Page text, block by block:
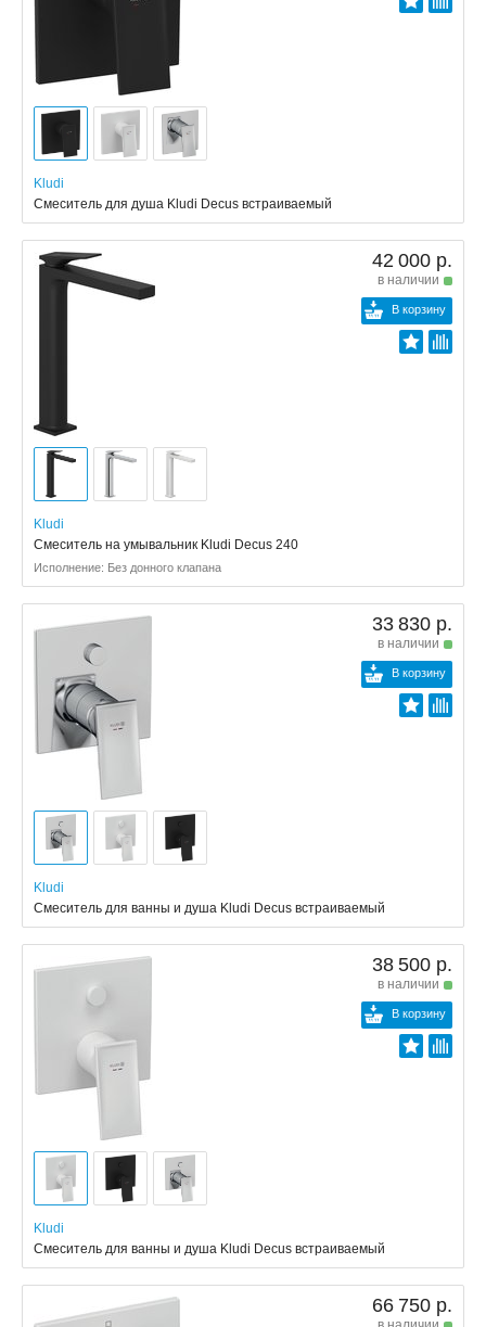
Kludi
Смеситель для душа Kludi Decus встраиваемый
42 000 р.
в наличии
В корзину
Kludi
Смеситель на умывальник Kludi Decus 240
Исполнение: Без донного клапана
33 830 р.
в наличии
В корзину
Kludi
Смеситель для ванны и душа Kludi Decus встраиваемый
38 500 р.
в наличии
В корзину
Kludi
Смеситель для ванны и душа Kludi Decus встраиваемый
66 750 р.